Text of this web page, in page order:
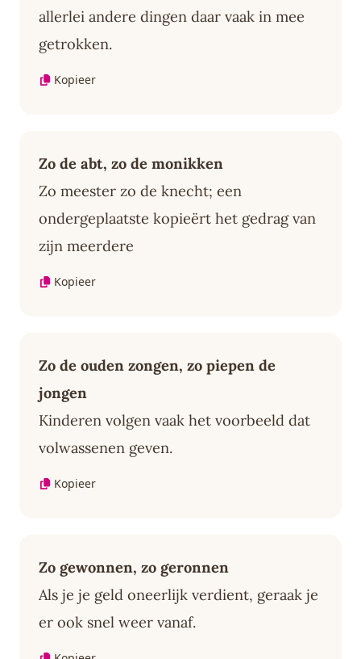
allerlei andere dingen daar vaak in mee
getrokken.
Kopieer
Zo de abt, zo de monikken
Zo meester zo de knecht; een
ondergeplaatste kopieërt het gedrag van
zijn meerdere
Kopieer
Zo de ouden zongen, zo piepen de
jongen
Kinderen volgen vaak het voorbeeld dat
volwassenen geven.
Kopieer
Zo gewonnen, zo geronnen
Als je je geld oneerlijk verdient, geraak je
er ook snel weer vanaf.